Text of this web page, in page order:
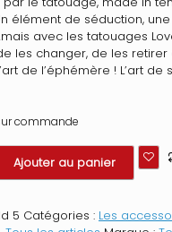
élément de séduction,
avec les tatouages
les changer, de les retirer
de l’éphémère ! L’art de
commande
Ajouter au panier
5 Catégories : Les